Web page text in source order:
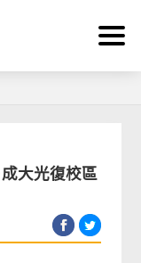
大光復校區